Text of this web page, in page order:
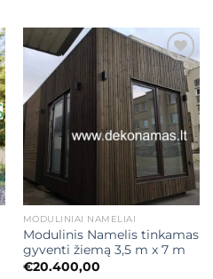
Mėgstamiausias
MODULINIAI NAMELIAI
Modulinis Namelis tinkamas
gyventi žiemą 3,5 m x 7 m
€20.400,00